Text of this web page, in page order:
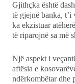
Gjithçka është
të gjejnë banka, t’i
ka ekzistuar
të riparojnë sa më
Një aspekt i
aftësia e
ndërkombëtar dhe